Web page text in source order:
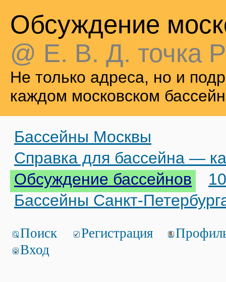
Обсуждение
@ Е. В. Д. точка
Не только адреса, но и
каждом московском
Бассейны Москвы
Справка для бассейна —
Обсуждение бассейнов
Бассейны Санкт-
Поиск Регистрация
Вход